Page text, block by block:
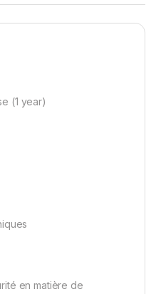
(1 year)
en matière de